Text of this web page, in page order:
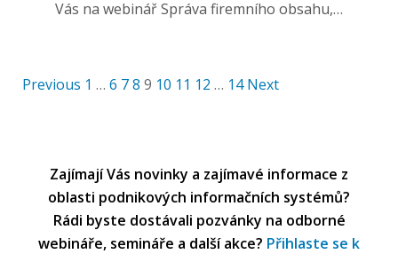
Vás na webinář Správa firemního obsahu,…
Previous 1 … 6 78 9 10 11 12 … 14 Next
Zajímají Vás novinky a zajímavé informace z
oblasti podnikových informačních systémů?
Rádi byste dostávali pozvánky na odborné
webináře, semináře a další akce? Přihlaste se k